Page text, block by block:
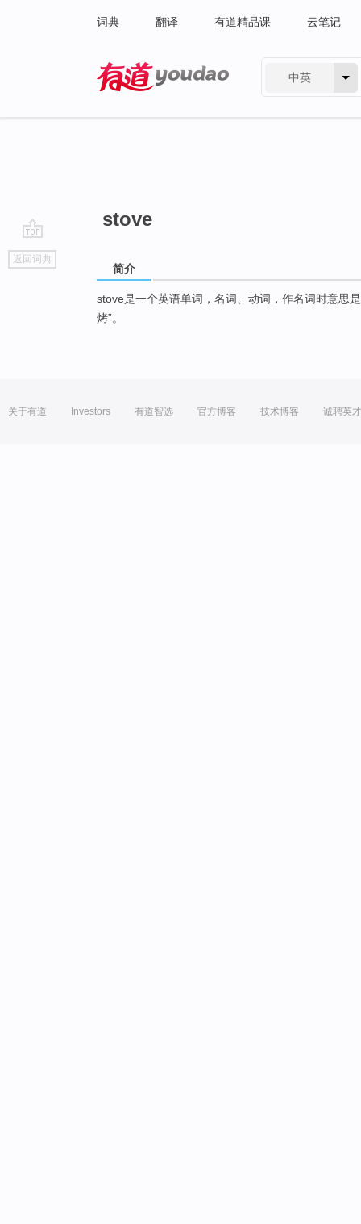
词典 翻译 有道精品课 云笔记
中英
go
top
返回词典
stove
简介
stove是一个英语单词，名词、动词，作名词时意思
烤”。
关于有道 Investors 有道智选 官方博客 技术博客 诚聘英才